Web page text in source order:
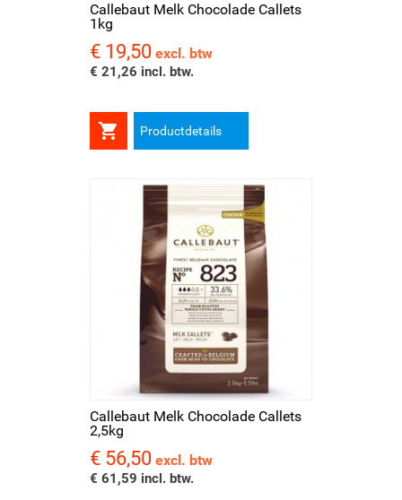
Callebaut Melk Chocolade Callets
1kg
Prijs
€ 19,50 excl. btw
€ 21,26 incl. btw.
 Productdetails
Callebaut Melk Chocolade Callets
2,5kg
Prijs
€ 56,50 excl. btw
€ 61,59 incl. btw.